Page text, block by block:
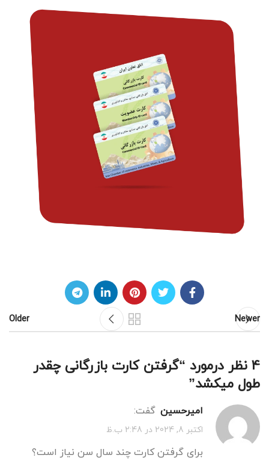
Newer
Older
4 نظر درمورد “ گرفتن کارت بازرگانی چقدر
طول میکشد”
امیرحسین گفت:
اکتبر 8, 2024 در 2:48 ب.ظ
برای گرفتن کارت چند سال سن نیاز است؟